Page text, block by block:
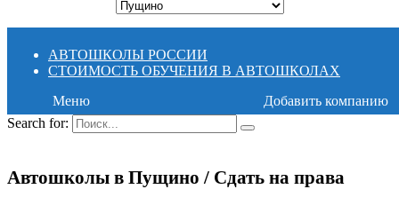
АВТОШКОЛЫ РОССИИ
СТОИМОСТЬ ОБУЧЕНИЯ В АВТОШКОЛАХ
Меню
Добавить компанию
Search for:
Автошколы в Пущино / Сдать на права